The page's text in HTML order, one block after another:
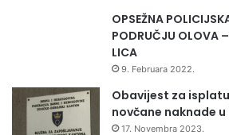
OPSEŽNA
PODRUČJU OLOVA
LICA
9. Februara 2022.
Obavijest za
novčane naknade u
17. Novembra 2023.